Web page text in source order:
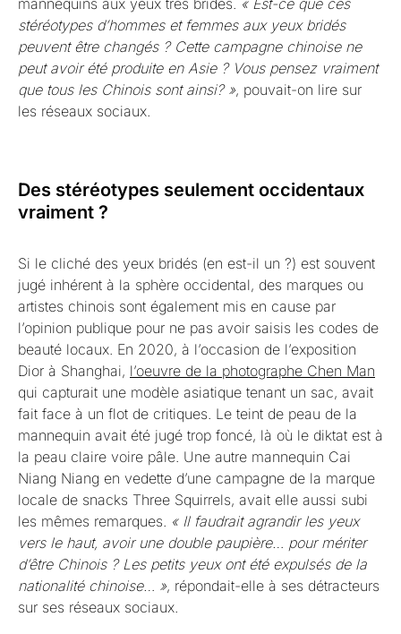
stéréotypes d’hommes et femmes aux yeux bridés
peuvent être changés ? Cette campagne chinoise ne
peut avoir été produite en Asie ? Vous pensez vraiment
que tous les Chinois sont ainsi? », pouvait-on lire sur
les réseaux sociaux.
Des stéréotypes seulement occidentaux
vraiment ?
Si le cliché des yeux bridés (en est-il un ?) est souvent
jugé inhérent à la sphère occidental, des marques ou
artistes chinois sont également mis en cause par
l’opinion publique pour ne pas avoir saisis les codes de
beauté locaux. En 2020, à l’occasion de l’exposition
Dior à Shanghai, l’oeuvre de la photographe Chen Man
qui capturait une modèle asiatique tenant un sac, avait
fait face à un flot de critiques. Le teint de peau de la
mannequin avait été jugé trop foncé, là où le diktat est à
la peau claire voire pâle. Une autre mannequin Cai
Niang Niang en vedette d’une campagne de la marque
locale de snacks Three Squirrels, avait elle aussi subi
les mêmes remarques. « Il faudrait agrandir les yeux
vers le haut, avoir une double paupière… pour mériter
d’être Chinois ? Les petits yeux ont été expulsés de la
nationalité chinoise… », répondait-elle à ses détracteurs
sur ses réseaux sociaux.